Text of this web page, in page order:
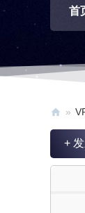
首
V
»
+